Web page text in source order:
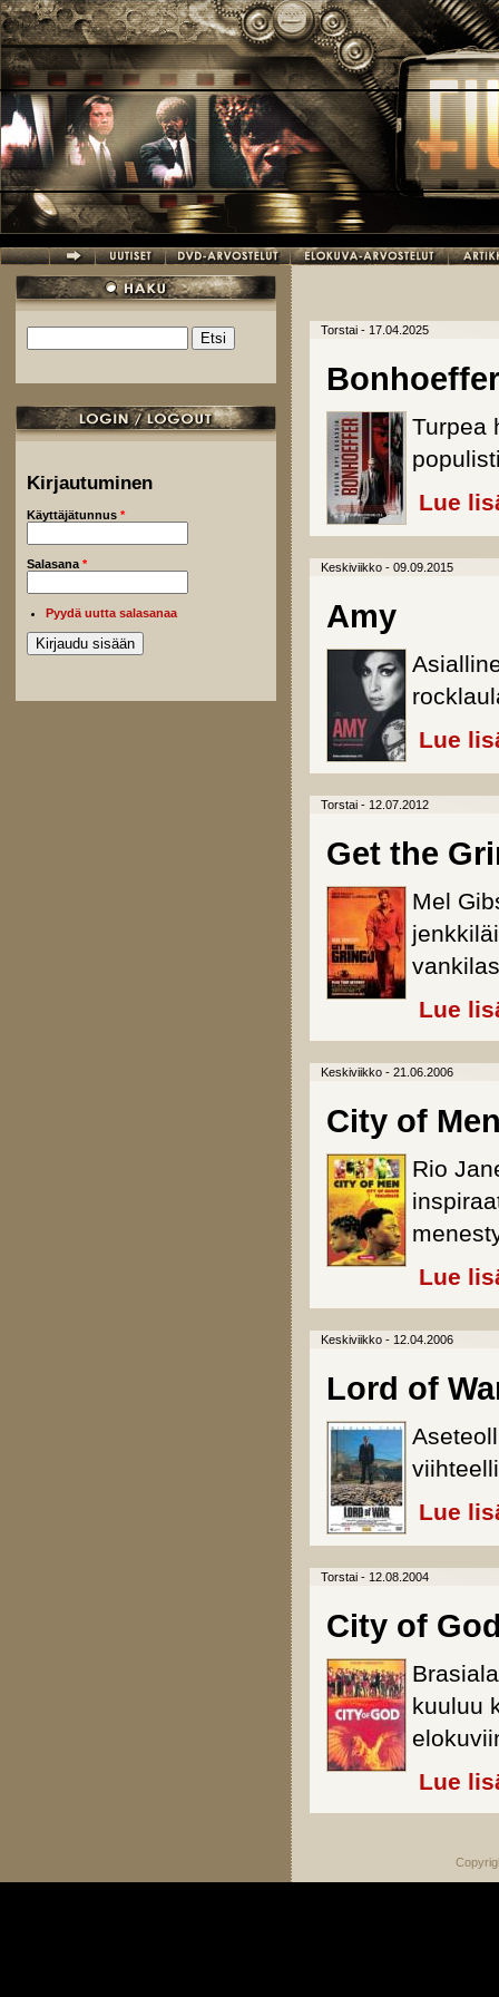
Hyppää pääsisältöön
Hakulomake
Kirjautuminen
Käyttäjätunnus *
Salasana *
Pyydä uutta salasanaa
Torstai - 17.04.2025
Bonhoeffer
Turpea
Lue
Keskiviikko - 09.09.2015
Amy
Lue
Torstai - 12.07.2012
Get the
Mel
Lue
Keskiviikko - 21.06.2006
City of
Rio
Lue
Keskiviikko - 12.04.2006
Lord of
Lue
Torstai - 12.08.2004
City of
kuuluu
Lue